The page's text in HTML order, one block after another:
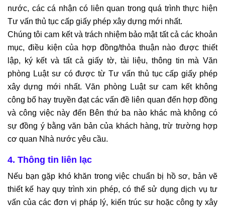
nước, các cá nhận có liên quan trong quá trình thực hiện
Tư vấn thủ tục cấp giấy phép xây dựng mới nhất.
Chúng tôi cam kết và trách nhiệm bảo mật tất cả các khoản
mục, điều kiện của hợp đồng/thỏa thuận nào được thiết
lập, ký kết và tất cả giấy tờ, tài liệu, thông tin mà Văn
phòng Luật sư có được từ Tư vấn thủ tục cấp giấy phép
xây dựng mới nhất. Văn phòng Luật sư cam kết không
công bố hay truyền đạt các vấn đề liên quan đến hợp đồng
và công việc này đến Bên thứ ba nào khác mà không có
sự đồng ý bằng văn bản của khách hàng, trừ trường hợp
cơ quan Nhà nước yêu cầu.
4. Thông tin liên lạc
Nếu bạn gặp khó khăn trong việc chuẩn bị hồ sơ, bản vẽ
thiết kế hay quy trình xin phép, có thể sử dụng dịch vụ tư
vấn của các đơn vị pháp lý, kiến trúc sư hoặc công ty xây